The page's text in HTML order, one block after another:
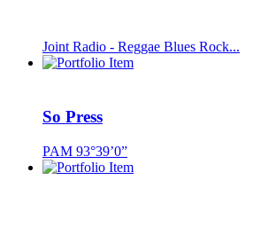
Joint Radio - Reggae Blues Rock...
So Press
PAM 93°39’0”